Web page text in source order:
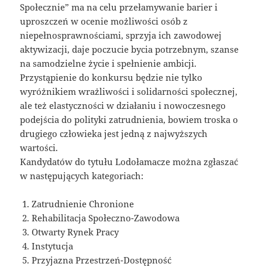
Społecznie” ma na celu przełamywanie barier i
uproszczeń w ocenie możliwości osób z
niepełnosprawnościami, sprzyja ich zawodowej
aktywizacji, daje poczucie bycia potrzebnym, szanse
na samodzielne życie i spełnienie ambicji.
Przystąpienie do konkursu będzie nie tylko
wyróżnikiem wrażliwości i solidarności społecznej,
ale też elastyczności w działaniu i nowoczesnego
podejścia do polityki zatrudnienia, bowiem troska o
drugiego człowieka jest jedną z najwyższych
wartości.
Kandydatów do tytułu Lodołamacze można zgłaszać
w następujących kategoriach:
Zatrudnienie Chronione
Rehabilitacja Społeczno-Zawodowa
Otwarty Rynek Pracy
Instytucja
Przyjazna Przestrzeń-Dostępność